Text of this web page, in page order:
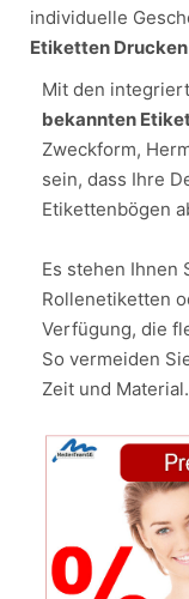
individuelle
Etiketten
Mit den
bekannten
Zweckform,
sein, dass Ihre
Etikettenbögen
Es stehen Ihnen
Rollenetiketten
Verfügung, die
So vermeiden
Zeit und Material.